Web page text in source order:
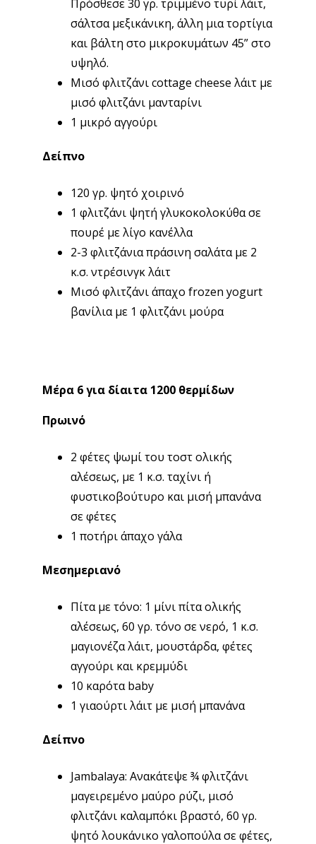
Πρόσθεσε 30 γρ. τριμμένο τυρί λάιτ,
σάλτσα μεξικάνικη, άλλη μια τορτίγια
και βάλτη στο μικροκυμάτων 45” στο
υψηλό.
Μισό φλιτζάνι cottage cheese λάιτ με
μισό φλιτζάνι μανταρίνι
1 μικρό αγγούρι
Δείπνο
120 γρ. ψητό χοιρινό
1 φλιτζάνι ψητή γλυκοκολοκύθα σε
πουρέ με λίγο κανέλλα
2-3 φλιτζάνια πράσινη σαλάτα με 2
κ.σ. ντρέσινγκ λάιτ
Μισό φλιτζάνι άπαχο frozen yogurt
βανίλια με 1 φλιτζάνι μούρα
Μέρα 6 για δίαιτα 1200 θερμίδων
Πρωινό
2 φέτες ψωμί του τοστ ολικής
αλέσεως, με 1 κ.σ. ταχίνι ή
φυστικοβούτυρο και μισή μπανάνα
σε φέτες
1 ποτήρι άπαχο γάλα
Μεσημεριανό
Πίτα με τόνο: 1 μίνι πίτα ολικής
αλέσεως, 60 γρ. τόνο σε νερό, 1 κ.σ.
μαγιονέζα λάιτ, μουστάρδα, φέτες
αγγούρι και κρεμμύδι
10 καρότα baby
1 γιαούρτι λάιτ με μισή μπανάνα
Δείπνο
Jambalaya: Ανακάτεψε ¾ φλιτζάνι
μαγειρεμένο μαύρο ρύζι, μισό
φλιτζάνι καλαμπόκι βραστό, 60 γρ.
ψητό λουκάνικο γαλοπούλα σε φέτες,